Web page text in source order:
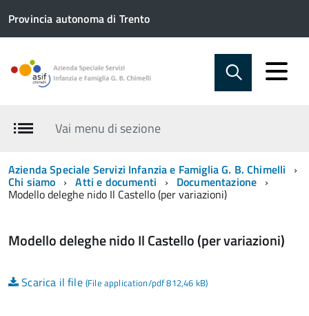
Provincia autonoma di Trento
Vai menu di sezione
Azienda Speciale Servizi Infanzia e Famiglia G. B. Chimelli
Chi siamo Atti e documenti Documentazione
Modello deleghe nido Il Castello (per variazioni)
Modello deleghe nido Il Castello (per variazioni)
Scarica il file (File application/pdf 812,46 kB)